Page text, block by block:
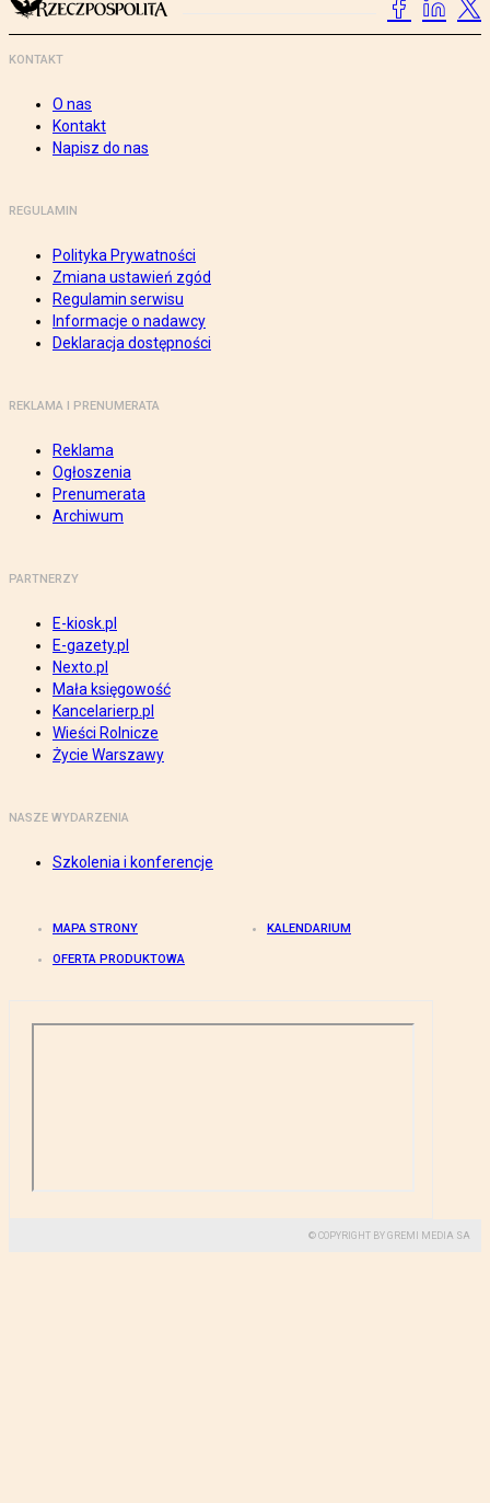
KONTAKT
O nas
Kontakt
Napisz do nas
REGULAMIN
Polityka Prywatności
Zmiana ustawień zgód
Regulamin serwisu
Informacje o nadawcy
Deklaracja dostępności
REKLAMA I PRENUMERATA
Reklama
Ogłoszenia
Prenumerata
Archiwum
PARTNERZY
E-kiosk.pl
E-gazety.pl
Nexto.pl
Mała księgowość
Kancelarierp.pl
Wieści Rolnicze
Życie Warszawy
NASZE WYDARZENIA
Szkolenia i konferencje
MAPA STRONY KALENDARIUM
OFERTA PRODUKTOWA
© COPYRIGHT BY GREMI MEDIA SA